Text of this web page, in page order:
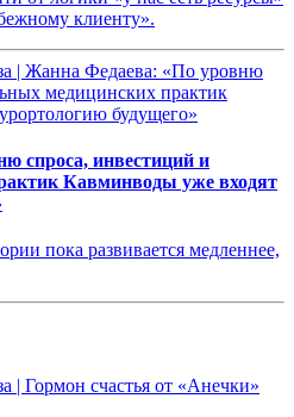
клиенту».
спроса, инвестиций и
Кавминводы уже входят
пока развивается медленнее,